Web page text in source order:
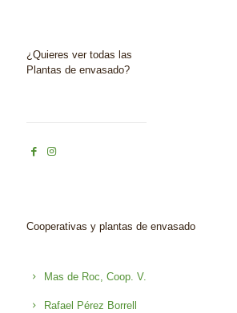
¿Quieres ver todas las
Plantas de envasado?
Cooperativas y plantas de envasado
Mas de Roc, Coop. V.
Rafael Pérez Borrell